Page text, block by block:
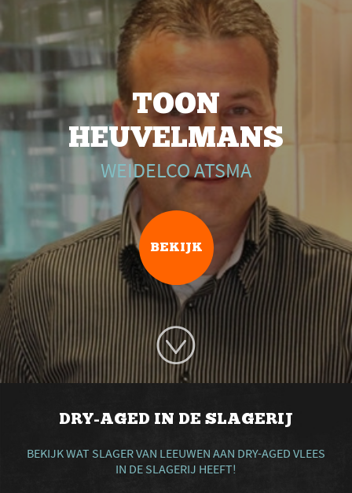
TOON
HEUVELMANS
WEIDELCO ATSMA
BEKIJK
DRY-AGED IN DE SLAGERIJ
BEKIJK WAT SLAGER VAN LEEUWEN AAN DRY-AGED VLEES
IN DE SLAGERIJ HEEFT!